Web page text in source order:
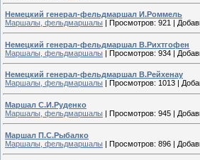
Немецкий генерал-фельдмаршал И.Роммель
Маршалы, фельдмаршалы | Просмотров: 921 |
Немецкий генерал-фельдмаршал В.Рихтгофен
Маршалы, фельдмаршалы | Просмотров: 934 |
Немецкий генерал-фельдмаршал В.Рейхенау
Маршалы, фельдмаршалы
Просмотров: 1013
Маршал С.И.Руденко
Маршалы, фельдмаршалы | Просмотров: 945 |
Маршал П.С.Рыбалко
Маршалы, фельдмаршалы | Просмотров: 896 |